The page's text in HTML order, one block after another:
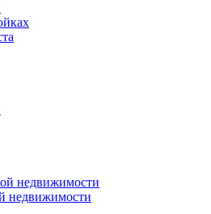
недвижимости
недвижимости